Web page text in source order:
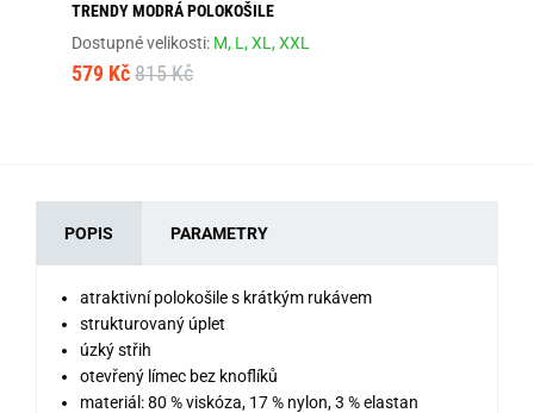
TRENDY MODRÁ POLOKOŠILE
Dostupné velikosti: M, L,XL,XXL
579 Kč 815 Kč
POPIS PARAMETRY
atraktivní polokošile s krátkým rukávem
strukturovaný úplet
úzký střih
otevřený límec bez knoflíků
materiál: 80 % viskóza, 17 % nylon, 3 % elastan